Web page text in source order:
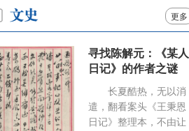
更多
寻找陈解元：《某人
日记》的作者之谜
长夏酷热，无以消
遣，翻看案头《王秉恩
日记》整理本，不由让